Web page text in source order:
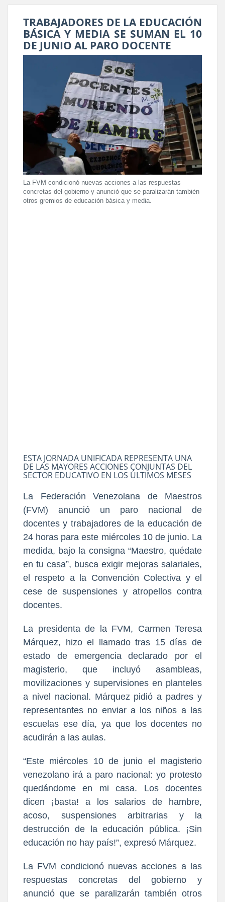
TRABAJADORES DE LA EDUCACIÓN
BÁSICA Y MEDIA SE SUMAN EL 10
DE JUNIO AL PARO DOCENTE
La FVM condicionó nuevas acciones a las respuestas
concretas del gobierno y anunció que se paralizarán también
otros gremios de educación básica y media.
ESTA JORNADA UNIFICADA REPRESENTA UNA
DE LAS MAYORES ACCIONES CONJUNTAS DEL
SECTOR EDUCATIVO EN LOS ÚLTIMOS MESES
La Federación Venezolana de Maestros
(FVM) anunció un paro nacional de
docentes y trabajadores de la educación de
24 horas para este miércoles 10 de junio. La
medida, bajo la consigna “Maestro, quédate
en tu casa”, busca exigir mejoras salariales,
el respeto a la Convención Colectiva y el
cese de suspensiones y atropellos contra
docentes.
La presidenta de la FVM, Carmen Teresa
Márquez, hizo el llamado tras 15 días de
estado de emergencia declarado por el
magisterio, que incluyó asambleas,
movilizaciones y supervisiones en planteles
a nivel nacional. Márquez pidió a padres y
representantes no enviar a los niños a las
escuelas ese día, ya que los docentes no
acudirán a las aulas.
“Este miércoles 10 de junio el magisterio
venezolano irá a paro nacional: yo protesto
quedándome en mi casa. Los docentes
dicen ¡basta! a los salarios de hambre,
acoso, suspensiones arbitrarias y la
destrucción de la educación pública. ¡Sin
educación no hay país!”, expresó Márquez.
La FVM condicionó nuevas acciones a las
respuestas concretas del gobierno y
anunció que se paralizarán también otros